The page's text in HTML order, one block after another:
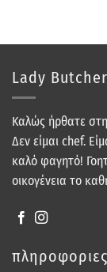
Lady Butcher
Καλώς ήρθατε
Δεν είμαι chef.
καλό φαγητό!
οικογένεια το
πληροφοριες